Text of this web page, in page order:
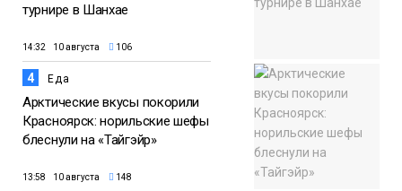
турнире в Шанхае
14:32 10 августа 106
4 Еда
Арктические вкусы покорили
Красноярск: норильские шефы
блеснули на «Тайгэйр»
13:58 10 августа 148